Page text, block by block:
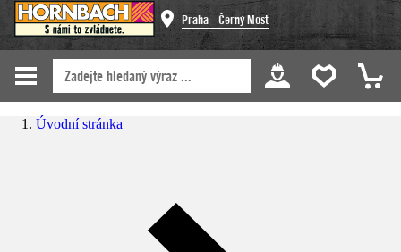
Praha - Černý Most
Úvodní stránka